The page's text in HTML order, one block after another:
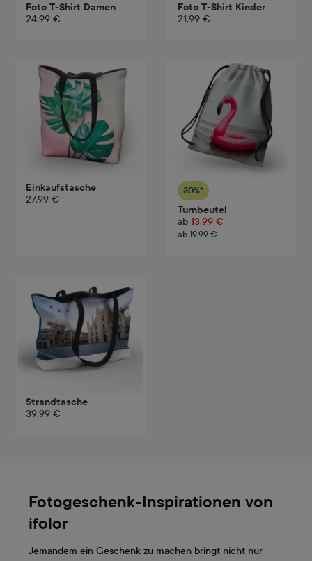
Foto T-Shirt Damen
24,99 €
Foto T-Shirt Kinder
21,99 €
Einkaufstasche
27,99 €
30%*
Turnbeutel
ab 13,99 €
ab 19,99 €
Strandtasche
39,99 €
Fotogeschenk-Inspirationen von
ifolor
Jemandem ein Geschenk zu machen bringt nicht nur